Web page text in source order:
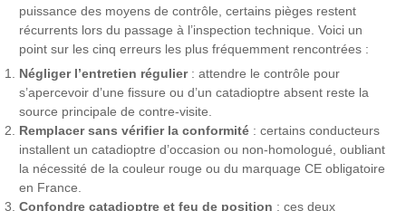
puissance des moyens de contrôle, certains pièges restent
récurrents lors du passage à l’inspection technique. Voici un
point sur les cinq erreurs les plus fréquemment rencontrées :
Négliger l’entretien régulier: attendre le contrôle pour
s’apercevoir d’une fissure ou d’un catadioptre absent reste la
source principale de contre-visite.
Remplacer sans vérifier la conformité : certains conducteurs
installent un catadioptre d’occasion ou non-homologué, oubliant
la nécessité de la couleur rouge ou du marquage CE obligatoire
en France.
Confondre catadioptre et feu de position : ces deux